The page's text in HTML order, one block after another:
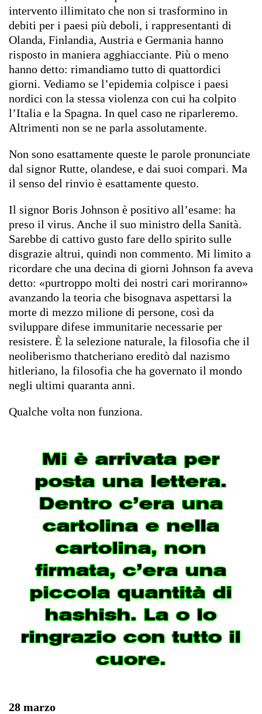
intervento illimitato che non si trasformino in
debiti per i paesi più deboli, i rappresentanti di
Olanda, Finlandia, Austria e Germania hanno
risposto in maniera agghiacciante. Più o meno
hanno detto: rimandiamo tutto di quattordici
giorni. Vediamo se l’epidemia colpisce i paesi
nordici con la stessa violenza con cui ha colpito
l’Italia e la Spagna. In quel caso ne riparleremo.
Altrimenti non se ne parla assolutamente.
Non sono esattamente queste le parole pronunciate
dal signor Rutte, olandese, e dai suoi compari. Ma
il senso del rinvio è esattamente questo.
Il signor Boris Johnson è positivo all’esame: ha
preso il virus. Anche il suo ministro della Sanità.
Sarebbe di cattivo gusto fare dello spirito sulle
disgrazie altrui, quindi non commento. Mi limito a
ricordare che una decina di giorni Johnson fa aveva
detto: «purtroppo molti dei nostri cari moriranno»
avanzando la teoria che bisognava aspettarsi la
morte di mezzo milione di persone, così da
sviluppare difese immunitarie necessarie per
resistere. È la selezione naturale, la filosofia che il
neoliberismo thatcheriano ereditò dal nazismo
hitleriano, la filosofia che ha governato il mondo
negli ultimi quaranta anni.
Qualche volta non funziona.
Mi è arrivata per
posta una lettera.
Dentro c’era una
cartolina e nella
cartolina, non
firmata, c’era una
piccola quantità di
hashish. La o lo
ringrazio con tutto il
cuore.
28 marzo